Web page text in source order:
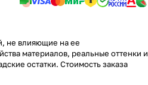
не влияющие на ее
материалов, реальные оттенки и
остатки. Стоимость заказа